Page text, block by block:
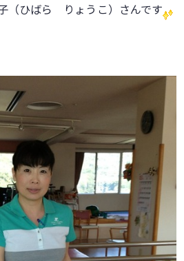
（ひばら りょうこ）さんです